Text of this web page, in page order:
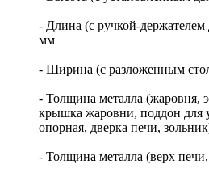
- Длина (с ручкой-
мм
- Ширина (с разложенным
- Толщина металла (жаровня,
крышка жаровни, поддон для
опорная, дверка печи,
- Толщина металла (верх